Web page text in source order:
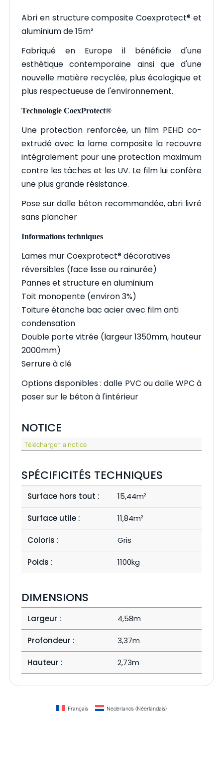
Abri en structure composite Coexprotect®️ et
aluminium de 15m²
Fabriqué en Europe il bénéficie d'une
esthétique contemporaine ainsi que d'une
nouvelle matière recyclée, plus écologique et
plus respectueuse de l'environnement.
Technologie CoexProtect®️
Une protection renforcée, un film PEHD co-
extrudé avec la lame composite la recouvre
intégralement pour une protection maximum
contre les tâches et les UV. Le film lui confère
une plus grande résistance.
Pose sur dalle béton recommandée, abri livré
sans plancher
Informations techniques
Lames mur Coexprotect®️ décoratives
réversibles (face lisse ou rainurée)
Pannes et structure en aluminium
Toit monopente (environ 3%)
Toiture étanche bac acier avec film anti
condensation
Double porte vitrée (largeur 1350mm, hauteur
2000mm)
Serrure à clé
Options disponibles : dalle PVC ou dalle WPC à
poser sur le béton à l'intérieur
NOTICE
Télécharger la notice
SPÉCIFICITÉS TECHNIQUES
Surface hors tout : 15,44m²
Surface utile : 11,84m²
Coloris : Gris
Poids : 1100kg
DIMENSIONS
Largeur : 4,58m
Profondeur : 3,37m
Hauteur : 2,73m
Français Nederlands(Néerlandais)